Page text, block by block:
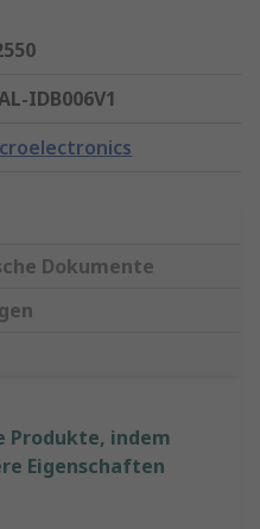
IDB006V1
Dokumente
Produkte, indem
Eigenschaften